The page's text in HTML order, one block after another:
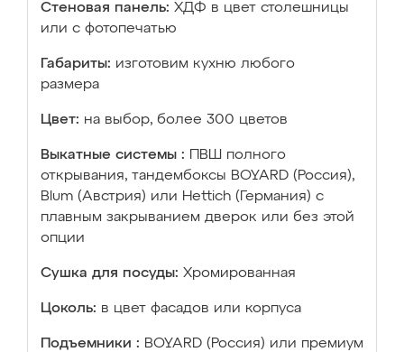
Стеновая панель: ХДФ в цвет столешницы
или с фотопечатью
Габариты: изготовим кухню любого
размера
Цвет: на выбор, более 300 цветов
Выкатные системы :
ПВШ полного
открывания, тандембоксы BOYARD (Россия),
Blum (Австрия) или Hettich (Германия) с
плавным закрыванием дверок или без этой
опции
Сушка для посуды: Хромированная
Цоколь: в цвет фасадов или корпуса
Подъемники : BOYARD (Россия) или премиум